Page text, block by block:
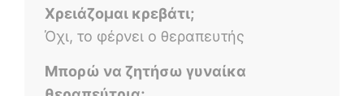
Χρειάζομαι κρεβάτι;
Όχι, το φέρνει ο θεραπευτής
Μπορώ να ζητήσω γυναίκα